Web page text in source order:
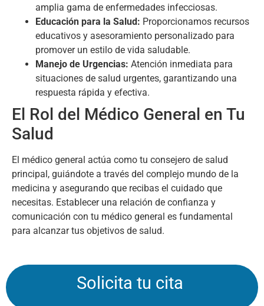
amplia gama de enfermedades infecciosas.
Educación para la Salud: Proporcionamos recursos
educativos y asesoramiento personalizado para
promover un estilo de vida saludable.
Manejo de Urgencias: Atención inmediata para
situaciones de salud urgentes, garantizando una
respuesta rápida y efectiva.
El Rol del Médico General en Tu
Salud
El médico general actúa como tu consejero de salud
principal, guiándote a través del complejo mundo de la
medicina y asegurando que recibas el cuidado que
necesitas. Establecer una relación de confianza y
comunicación con tu médico general es fundamental
para alcanzar tus objetivos de salud.
Solicita tu cita